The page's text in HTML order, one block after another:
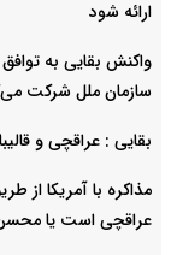
ارائه شود
واکنش بقایی به
سازمان ملل شرکت
بقایی : عراقچی و
مذاکره با آمریکا از
عراقچی است یا